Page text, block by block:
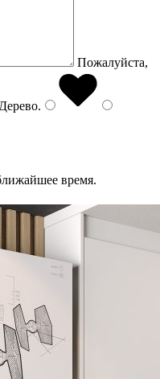
Пожалуйста,
Дерево.
время.